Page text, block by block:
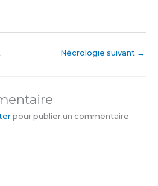
Nécrologie suivant →
pour publier un commentaire.